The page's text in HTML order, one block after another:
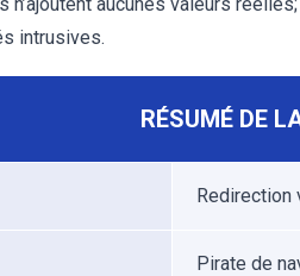
intrusives.
RÉSUMÉ DE
Redirection
Pirate de